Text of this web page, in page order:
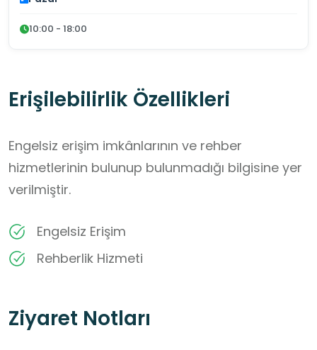
10:00 - 18:00
Erişilebilirlik Özellikleri
Engelsiz erişim imkânlarının ve rehber
hizmetlerinin bulunup bulunmadığı bilgisine yer
verilmiştir.
Engelsiz Erişim
Rehberlik Hizmeti
Ziyaret Notları